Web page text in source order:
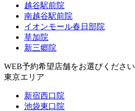
越谷駅前院
南越谷駅前院
イオンモール春日部院
草加院
新三郷院
WEB予約希望店舗をお選びください
東京エリア
新宿西口院
池袋東口院